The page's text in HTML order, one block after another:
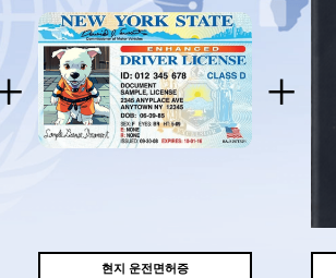
+
현지 운전면허증